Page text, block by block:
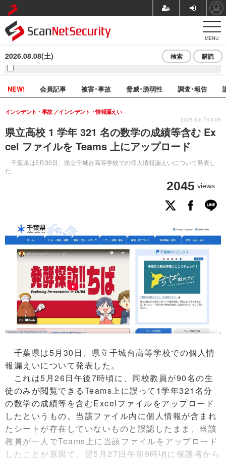
MENU
2026.08.08(土) 検索 購読
NEW! 会員記事 被害･事故 脅威･脆弱性 調査･報告
県立高校 1 学年 321 名の数学の成績等含む Ex
cel ファイルを Teams 上にアップロード
千葉県は5月30日、県立千城台高等学校での個人情報漏えいについて発表し
た。
インシデント・事故 インシデント・情報漏えい
2045 views
2025.6.6 Fri 8:05
千葉県は5月30日、県立千城台高等学校での個人情
報漏えいについて発表した。
これは5月26日午後7時頃に、同校教員が90名の生
徒のみが閲覧できるTeams上に誤って1学年321名分
の数学の成績等を含むExcelファイルをアップロード
したというもの。当該ファイル内に個人情報が含まれ
たシートが存在していないものと誤認したまま、当該
教員が一人でTeams上に当該ファイルをアップロード
したことが原因で、翌5月27日午前9時頃に保護者から